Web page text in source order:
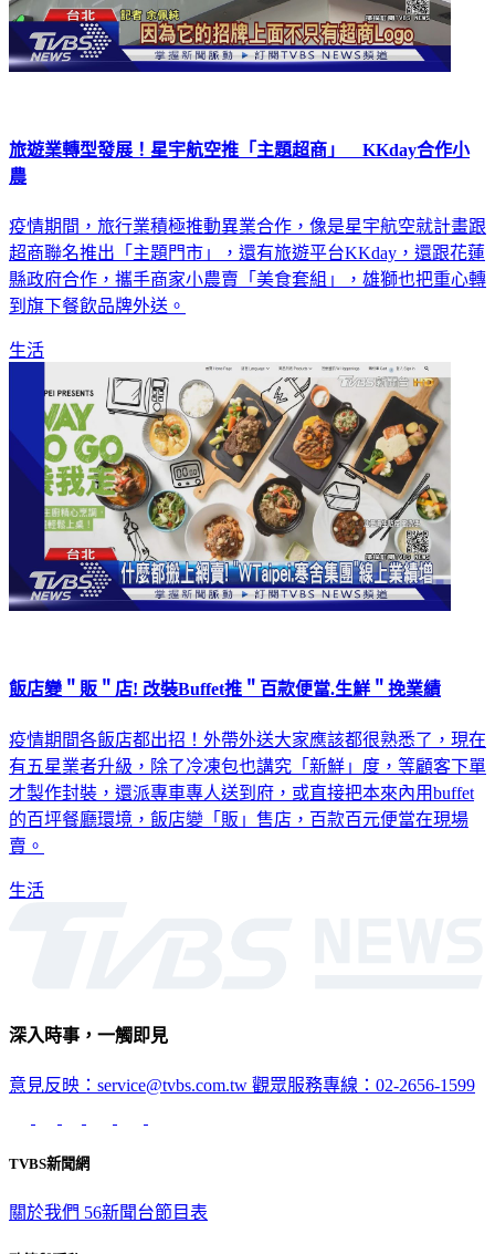
旅遊業轉型發展！星宇航空推「主題超商」 KKday合作小
農
疫情期間，旅行業積極推動異業合作，像是星宇航空就計畫跟
超商聯名推出「主題門市」，還有旅遊平台KKday，還跟花蓮
縣政府合作，攜手商家小農賣「美食套組」，雄獅也把重心轉
到旗下餐飲品牌外送。
生活
飯店變＂販＂店! 改裝Buffet推＂百款便當.生鮮＂挽業績
疫情期間各飯店都出招！外帶外送大家應該都很熟悉了，現在
有五星業者升級，除了冷凍包也講究「新鮮」度，等顧客下單
才製作封裝，還派專車專人送到府，或直接把本來內用buffet
的百坪餐廳環境，飯店變「販」售店，百款百元便當在現場
賣。
生活
深入時事，一觸即見
意見反映：service@tvbs.com.tw 觀眾服務專線：02-2656-1599
TVBS新聞網
關於我們 56新聞台節目表